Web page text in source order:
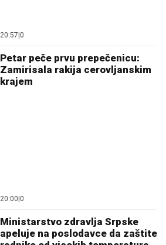
20:57 0
Petar peče prvu prepečenicu:
Zamirisala rakija cerovljanskim
krajem
20:00 0
Ministarstvo zdravlja Srpske
apeluje na poslodavce da zaštite